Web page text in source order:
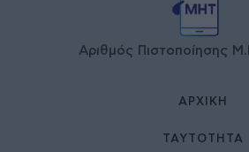
Αριθμός Πιστοποίησης
ΑΡΧΙΚΉ
ΤΑΥΤΌΤΗΤΑ